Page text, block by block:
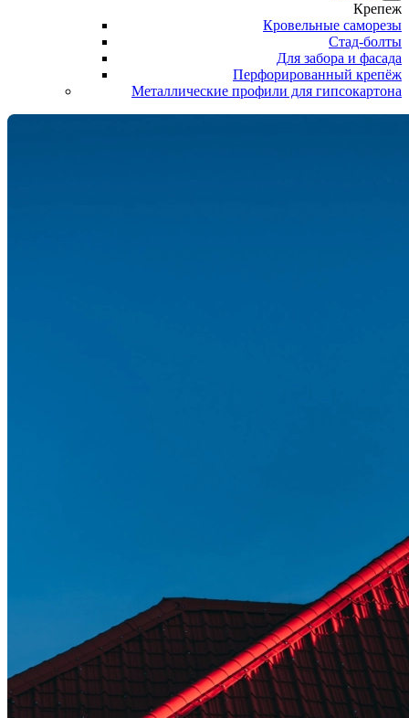
Крепеж
Кровельные саморезы
Стад-болты
Для забора и фасада
Перфорированный крепёж
Металлические профили для гипсокартона